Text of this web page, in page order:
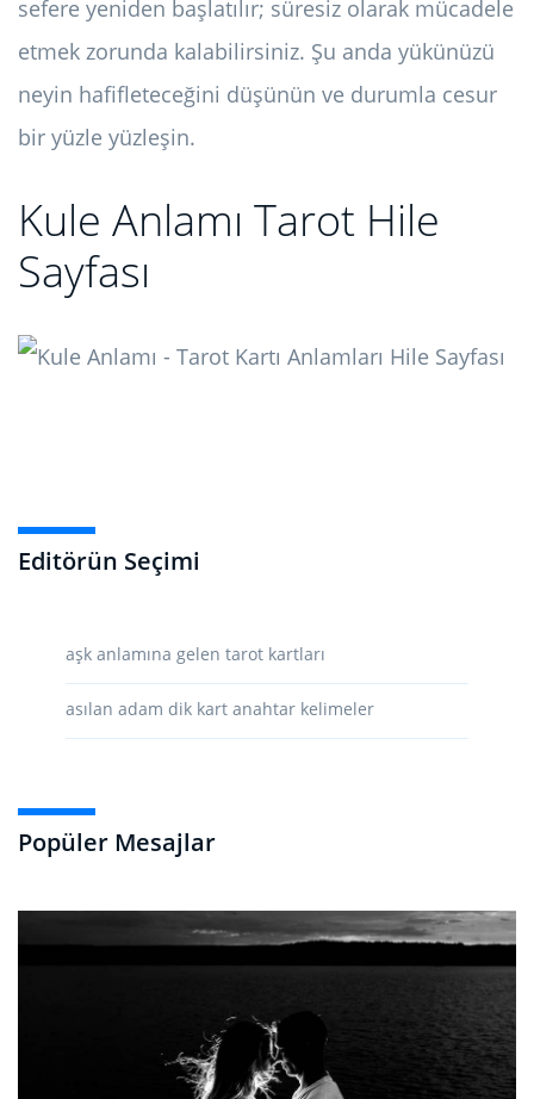
Editörün Seçimi
aşk anlamına gelen tarot kartları
asılan adam dik kart anahtar kelimeler
Popüler Mesajlar
sefere yeniden başlatılır; süresiz olarak mücadele
etmek zorunda kalabilirsiniz. Şu anda yükünüzü
neyin hafifleteceğini düşünün ve durumla cesur
bir yüzle yüzleşin.
Kule Anlamı Tarot Hile
Sayfası